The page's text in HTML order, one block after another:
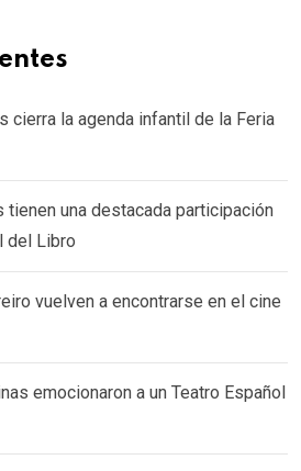
cierra la agenda infantil de la Feria
una destacada participación
del Libro
vuelven a encontrarse en el cine
emocionaron a un Teatro Español